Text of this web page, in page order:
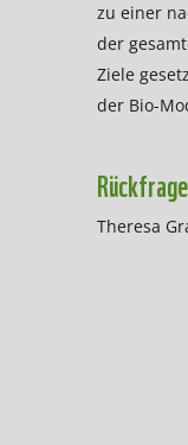
zu einer
der
Ziele
der Bio-
Theresa